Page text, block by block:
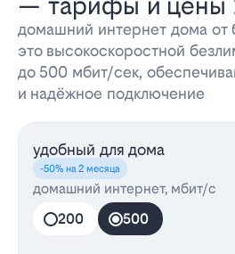
домашний интернет дома от
это высокоскоростной
до 500 мбит/сек,
и надёжное подключение
удобный для дома
-50% на 2 месяца
домашний интернет, мбит/с
200
500